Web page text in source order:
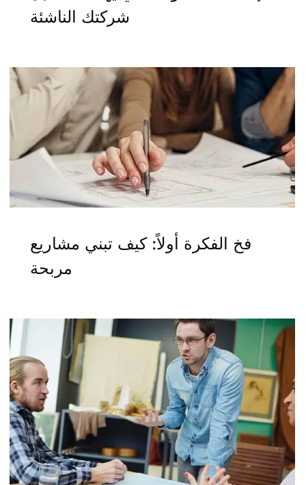
شركتك الناشئة
فخ الفكرة أولاً: كيف تبني مشاريع
مربحة